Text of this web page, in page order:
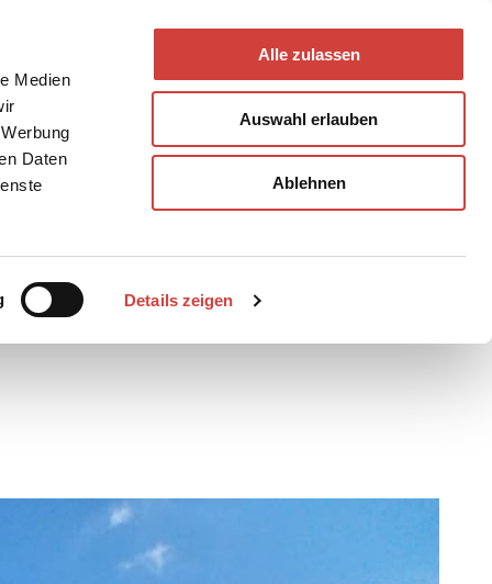
Medien
Daten
Details zeigen
Alle zulassen
Auswahl erlauben
Ablehnen